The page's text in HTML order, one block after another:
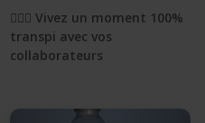
🏃🏻‍♂️ Vivez un moment 100%
transpi avec vos
collaborateurs